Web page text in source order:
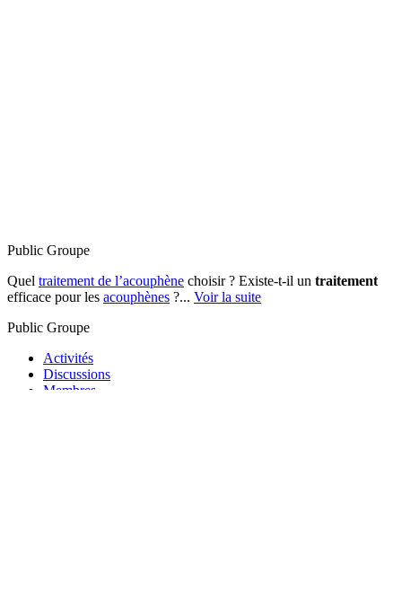
Public Groupe
Quel traitement de l’acouphène choisir ? Existe-t-il un traitement
efficace pour les acouphènes ?... Voir la suite
Public Groupe
Activités
Discussions
Membres